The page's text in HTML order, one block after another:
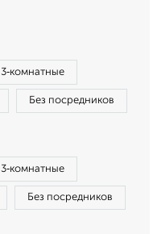
3‑комнатные
Без посредников
3‑комнатные
Без посредников